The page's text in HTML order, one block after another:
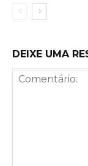
DEIXE UMA